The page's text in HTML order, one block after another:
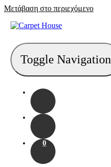
Μετάβαση στο περιεχόμενο
Toggle Navigation
0